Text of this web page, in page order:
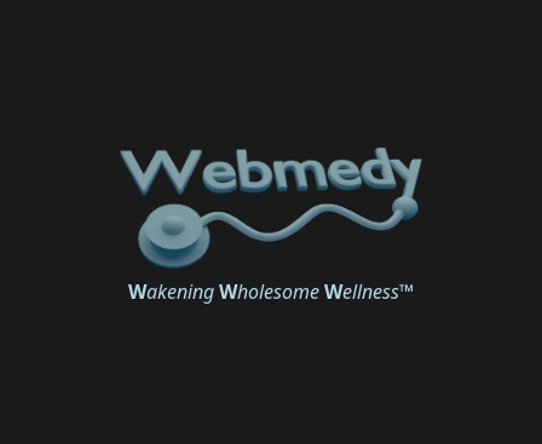
WakeningWholesomeWellness™